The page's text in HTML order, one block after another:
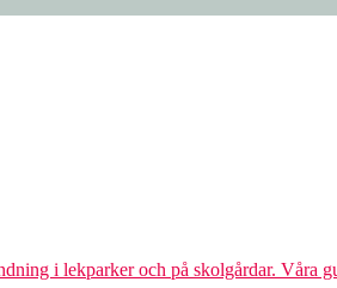
i lekparker och på skolgårdar. Våra